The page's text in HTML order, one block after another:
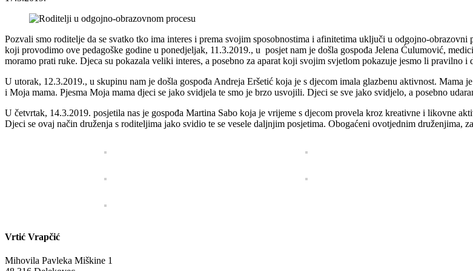
Pozvali smo roditelje da se svatko tko ima interes i prema svojim sposobnostima i afinitetima uključi u odgojno-
koji provodimo ove pedagoške godine u ponedjeljak, 11.3.2019., u posjet nam je došla gospođa Jelena Ćulumović,
moramo prati ruke. Djeca su pokazala veliki interes, a posebno za aparat koji svojim svjetlom pokazuje jesmo li pravilno i
U utorak, 12.3.2019., u skupinu nam je došla gospođa Andreja Eršetić koja je s djecom imala glazbenu aktivnost.
i Moja mama. Pjesma Moja mama djeci se jako svidjela te smo je brzo usvojili. Djeci se sve jako svidjelo, a posebno
U četvrtak, 14.3.2019. posjetila nas je gospođa Martina Sabo koja je vrijeme s djecom provela kroz kreativne i likovne
Djeci se ovaj način druženja s roditeljima jako svidio te se vesele daljnjim posjetima. Obogaćeni ovotjednim druženjima,
Vrtić Vrapčić
Mihovila Pavleka Miškine 1